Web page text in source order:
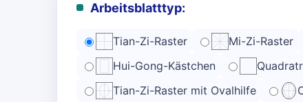
Arbeitsblatttyp:
Tian-Zi-Raster Mi-Zi-Raster
Hui-Gong-Kästchen
Tian-Zi-Raster mit Ovalhilfe